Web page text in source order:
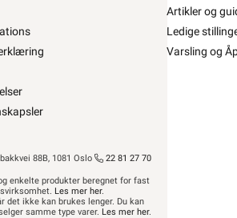
Bestillingsvare 6-13 dager
Hent-i-Butikk
Finnes ikke på lager i butikkene, se
Artikler og
Ledige
Varsling og
88B, 1081 Oslo 22 81 27 70
enkelte produkter beregnet for fast
Les mer her.
ikke kan brukes lenger. Du kan
samme type varer. Les mer her.